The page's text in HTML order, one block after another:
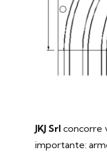
JKJ Srl concorre
importante: